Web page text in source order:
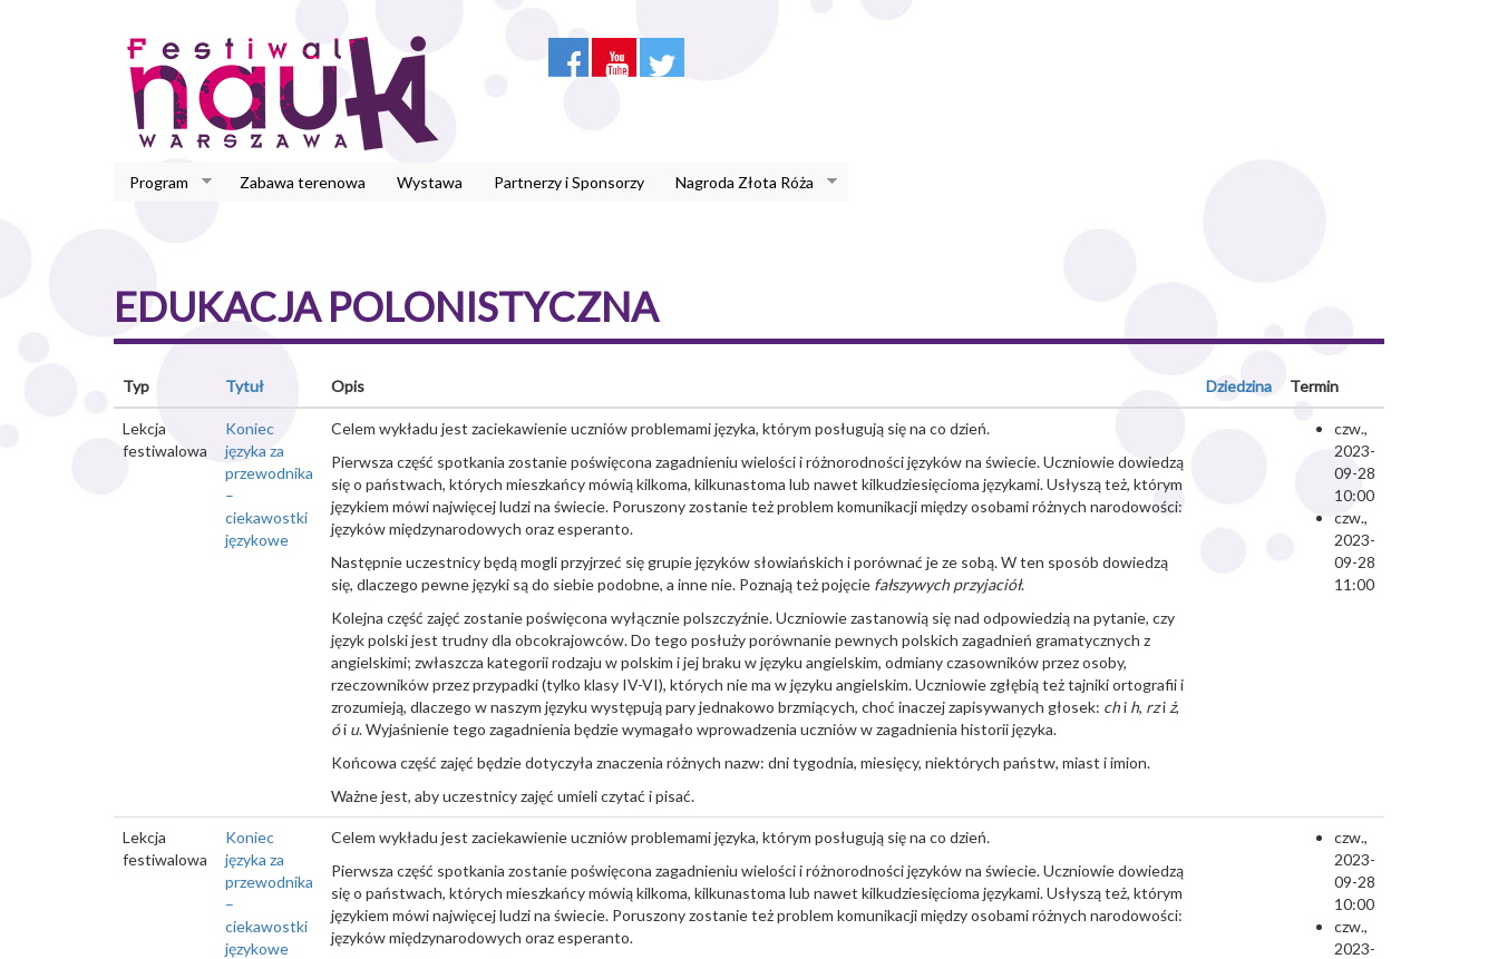
Program Zabawa terenowa Wystawa Partnerzy i Sponsorzy Nagroda Złota Róża
EDUKACJA POLONISTYCZNA
Typ Tytuł Opis Dziedzina Termin
Lekcja
festiwalowa
Koniec
języka za
przewodnika
–
ciekawostki
językowe
Celem wykładu jest zaciekawienie uczniów problemami języka, którym posługują się na co dzień.
Pierwsza część spotkania zostanie poświęcona zagadnieniu wielości i różnorodności języków na świecie. Uczniowie dowiedzą
się o państwach, których mieszkańcy mówią kilkoma, kilkunastoma lub nawet kilkudziesięcioma językami. Usłyszą też, którym
językiem mówi najwięcej ludzi na świecie. Poruszony zostanie też problem komunikacji między osobami różnych narodowości:
języków międzynarodowych oraz esperanto.
Następnie uczestnicy będą mogli przyjrzeć się grupie języków słowiańskich i porównać je ze sobą. W ten sposób dowiedzą
się, dlaczego pewne języki są do siebie podobne, a inne nie. Poznają też pojęcie fałszywych przyjaciół.
Kolejna część zajęć zostanie poświęcona wyłącznie polszczyźnie. Uczniowie zastanowią się nad odpowiedzią na pytanie, czy
język polski jest trudny dla obcokrajowców. Do tego posłuży porównanie pewnych polskich zagadnień gramatycznych z
angielskimi; zwłaszcza kategorii rodzaju w polskim i jej braku w języku angielskim, odmiany czasowników przez osoby,
rzeczowników przez przypadki (tylko klasy IV-VI), których nie ma w języku angielskim. Uczniowie zgłębią też tajniki ortografii i
zrozumieją, dlaczego w naszym języku występują pary jednakowo brzmiących, choć inaczej zapisywanych głosek: chi h, rzi ż,
ói u. Wyjaśnienie tego zagadnienia będzie wymagało wprowadzenia uczniów w zagadnienia historii języka.
Końcowa część zajęć będzie dotyczyła znaczenia różnych nazw: dni tygodnia, miesięcy, niektórych państw, miast i imion.
Ważne jest, aby uczestnicy zajęć umieli czytać i pisać.
czw.,
2023-
09-28
10:00
czw.,
2023-
09-28
11:00
Lekcja
festiwalowa
Koniec
języka za
przewodnika
–
ciekawostki
językowe
Celem wykładu jest zaciekawienie uczniów problemami języka, którym posługują się na co dzień.
Pierwsza część spotkania zostanie poświęcona zagadnieniu wielości i różnorodności języków na świecie. Uczniowie dowiedzą
się o państwach, których mieszkańcy mówią kilkoma, kilkunastoma lub nawet kilkudziesięcioma językami. Usłyszą też, którym
językiem mówi najwięcej ludzi na świecie. Poruszony zostanie też problem komunikacji między osobami różnych narodowości:
języków międzynarodowych oraz esperanto.
czw.,
2023-
09-28
10:00
czw.,
2023-